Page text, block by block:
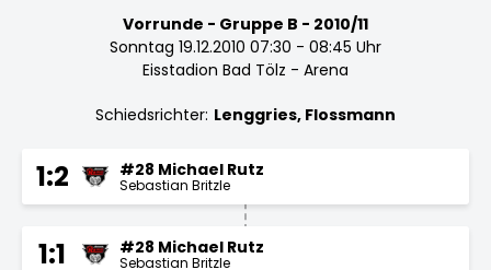
Vorrunde - Gruppe B - 2010/11
Sonntag 19.12.2010 07:30 - 08:45 Uhr
Eisstadion Bad Tölz - Arena
Schiedsrichter: Lenggries, Flossmann
1:2 #28 Michael Rutz
Sebastian Britzle
1:1 #28 Michael Rutz
Sebastian Britzle